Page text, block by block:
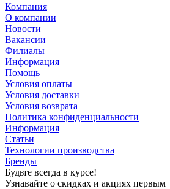
Компания
О компании
Новости
Вакансии
Филиалы
Информация
Помощь
Условия оплаты
Условия доставки
Условия возврата
Политика конфиденциальности
Информация
Статьи
Технологии производства
Бренды
Будьте всегда в курсе!
Узнавайте о скидках и акциях первым